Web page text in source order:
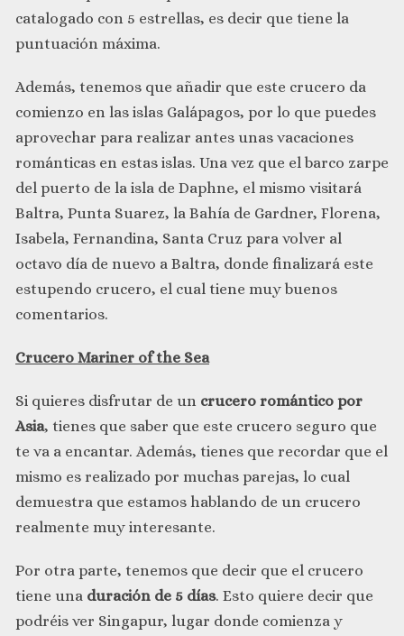
catalogado con 5 estrellas, es decir que tiene la
puntuación máxima.
Además, tenemos que añadir que este crucero da
comienzo en las islas Galápagos, por lo que puedes
aprovechar para realizar antes unas vacaciones
románticas en estas islas. Una vez que el barco zarpe
del puerto de la isla de Daphne, el mismo visitará
Baltra, Punta Suarez, la Bahía de Gardner, Florena,
Isabela, Fernandina, Santa Cruz para volver al
octavo día de nuevo a Baltra, donde finalizará este
estupendo crucero, el cual tiene muy buenos
comentarios.
Crucero Mariner of the Sea
Si quieres disfrutar de un crucero romántico por
Asia, tienes que saber que este crucero seguro que
te va a encantar. Además, tienes que recordar que el
mismo es realizado por muchas parejas, lo cual
demuestra que estamos hablando de un crucero
realmente muy interesante.
Por otra parte, tenemos que decir que el crucero
tiene una duración de 5 días. Esto quiere decir que
podréis ver Singapur, lugar donde comienza y